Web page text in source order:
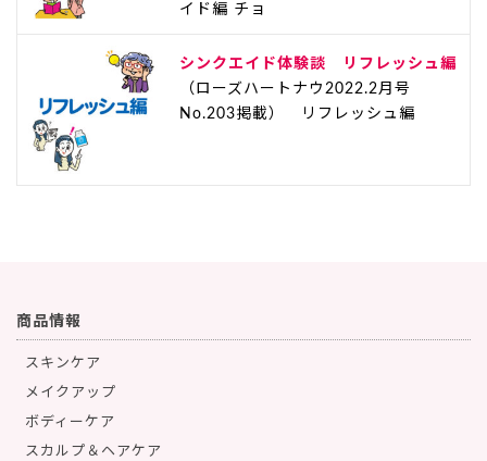
イド編 チョ
シンクエイド体験談 リフレッシュ編
（ローズハートナウ2022.2月号
No.203掲載） リフレッシュ編
商品情報
スキンケア
メイクアップ
ボディーケア
スカルプ＆ヘアケア